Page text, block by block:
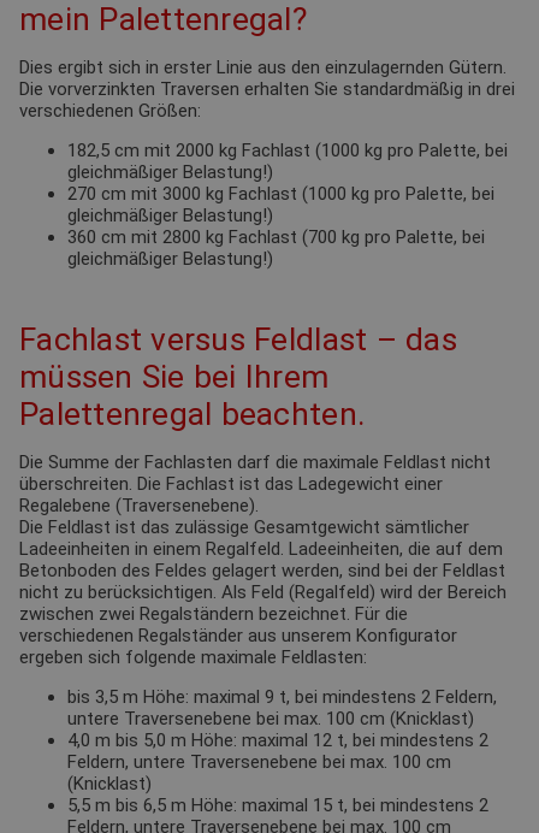
mein Palettenregal?
Dies ergibt sich in erster Linie aus den einzulagernden Gütern.
Die vorverzinkten Traversen erhalten Sie standardmäßig in drei
verschiedenen Größen:
182,5 cm mit 2000 kg Fachlast (1000 kg pro Palette, bei
gleichmäßiger Belastung!)
270 cm mit 3000 kg Fachlast (1000 kg pro Palette, bei
gleichmäßiger Belastung!)
360 cm mit 2800 kg Fachlast (700 kg pro Palette, bei
gleichmäßiger Belastung!)
Fachlast versus Feldlast – das
müssen Sie bei Ihrem
Palettenregal beachten.
Die Summe der Fachlasten darf die maximale Feldlast nicht
überschreiten. Die Fachlast ist das Ladegewicht einer
Regalebene (Traversenebene).
Die Feldlast ist das zulässige Gesamtgewicht sämtlicher
Ladeeinheiten in einem Regalfeld. Ladeeinheiten, die auf dem
Betonboden des Feldes gelagert werden, sind bei der Feldlast
nicht zu berücksichtigen. Als Feld (Regalfeld) wird der Bereich
zwischen zwei Regalständern bezeichnet. Für die
verschiedenen Regalständer aus unserem Konfigurator
ergeben sich folgende maximale Feldlasten:
bis 3,5 m Höhe: maximal 9 t, bei mindestens 2 Feldern,
untere Traversenebene bei max. 100 cm (Knicklast)
4,0 m bis 5,0 m Höhe: maximal 12 t, bei mindestens 2
Feldern, untere Traversenebene bei max. 100 cm
(Knicklast)
5,5 m bis 6,5 m Höhe: maximal 15 t, bei mindestens 2
Feldern, untere Traversenebene bei max. 100 cm